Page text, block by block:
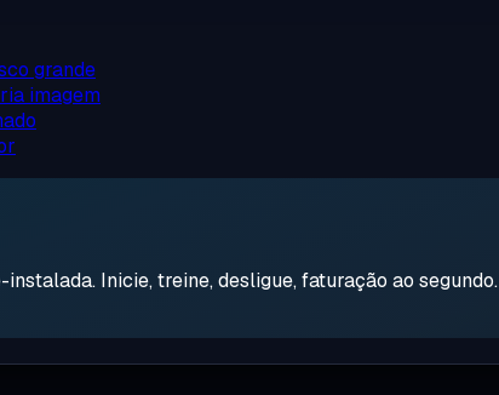
grande
imagem
Inicie, treine, desligue, faturação ao segundo.